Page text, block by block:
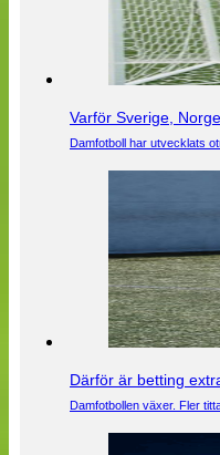
Varför Sverige,
Damfotboll har utvecklats
Därför är betting
Damfotbollen växer. Fler